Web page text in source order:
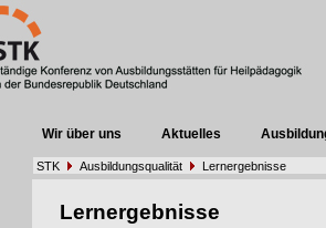
Wir über uns Aktuelles
STK Ausbildungsqualität Lernergebnisse
Lernergebnisse